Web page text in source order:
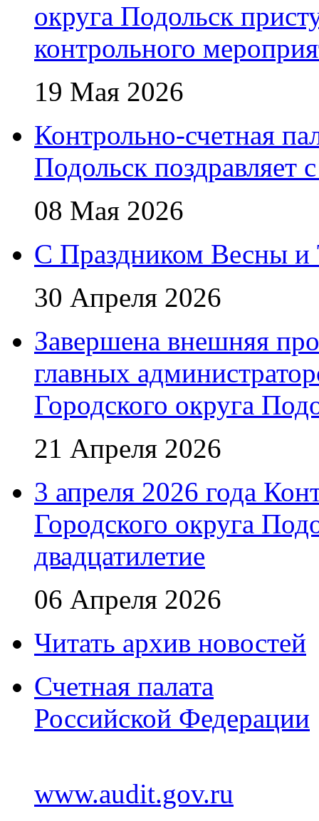
округа Подольск
контрольного
19 Мая 2026
Контрольно-счетная
Подольск
08 Мая 2026
C Праздником Весны и
30 Апреля 2026
Завершена внешняя
главных
Городского округа
21 Апреля 2026
3 апреля 2026 года
Городского округа
двадцатилетие
06 Апреля 2026
Читать архив новостей
Счетная палата
Российской Федерации
www.audit.gov.ru